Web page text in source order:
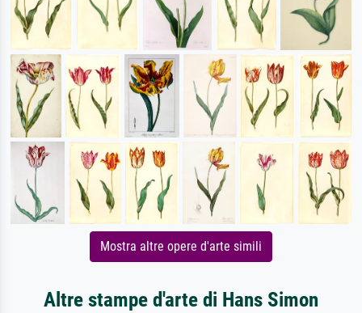
Mostra altre opere d'arte simili
Altre stampe d'arte di Hans Simon